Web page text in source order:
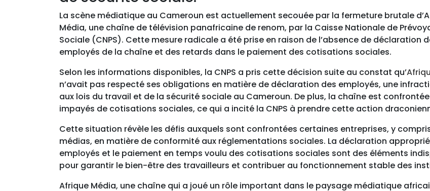
La scène médiatique au Cameroun est actuellement secouée par la fermeture brutale
Média, une chaîne de télévision panafricaine de renom, par la Caisse Nationale de
Sociale (CNPS). Cette mesure radicale a été prise en raison de l’absence de déclaration
employés de la chaîne et des retards dans le paiement des cotisations sociales.
Selon les informations disponibles, la CNPS a pris cette décision suite au constat qu’
n’avait pas respecté ses obligations en matière de déclaration des employés, une
aux lois du travail et de la sécurité sociale au Cameroun. De plus, la chaîne est
impayés de cotisations sociales, ce qui a incité la CNPS à prendre cette action
Cette situation révèle les défis auxquels sont confrontées certaines entreprises, y
médias, en matière de conformité aux réglementations sociales. La déclaration
employés et le paiement en temps voulu des cotisations sociales sont des éléments
pour garantir le bien-être des travailleurs et contribuer au fonctionnement stable des
Afrique Média, une chaîne qui a joué un rôle important dans le paysage médiatique